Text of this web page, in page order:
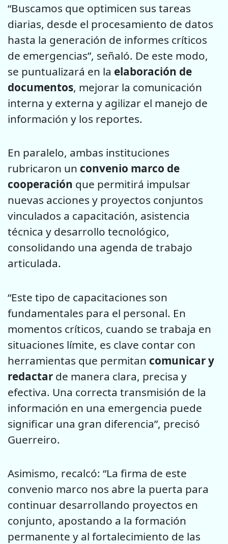
“Buscamos que optimicen sus tareas
diarias, desde el procesamiento de datos
hasta la generación de informes críticos
de emergencias”, señaló. De este modo,
se puntualizará en la elaboración de
documentos, mejorar la comunicación
interna y externa y agilizar el manejo de
información y los reportes.
En paralelo, ambas instituciones
rubricaron un convenio marco de
cooperación que permitirá impulsar
nuevas acciones y proyectos conjuntos
vinculados a capacitación, asistencia
técnica y desarrollo tecnológico,
consolidando una agenda de trabajo
articulada.
“Este tipo de capacitaciones son
fundamentales para el personal. En
momentos críticos, cuando se trabaja en
situaciones límite, es clave contar con
herramientas que permitan comunicar y
redactar de manera clara, precisa y
efectiva. Una correcta transmisión de la
información en una emergencia puede
significar una gran diferencia”, precisó
Guerreiro.
Asimismo, recalcó: “La firma de este
convenio marco nos abre la puerta para
continuar desarrollando proyectos en
conjunto, apostando a la formación
permanente y al fortalecimiento de las